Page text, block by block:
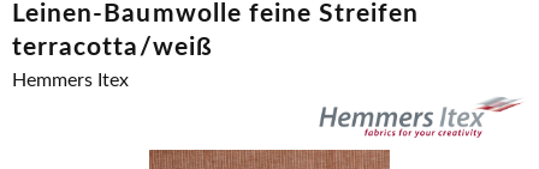
Leinen-Baumwolle feine Streifen
terracotta/weiß
Hemmers Itex